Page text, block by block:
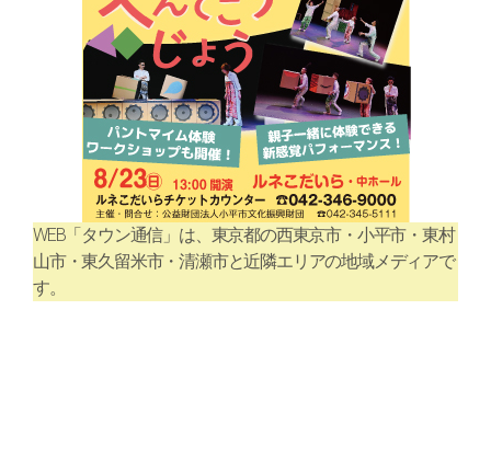
WEB「タウン通信」は、東京都の西東京市・小平市・東村
山市・東久留米市・清瀬市と近隣エリアの地域メディアで
す。